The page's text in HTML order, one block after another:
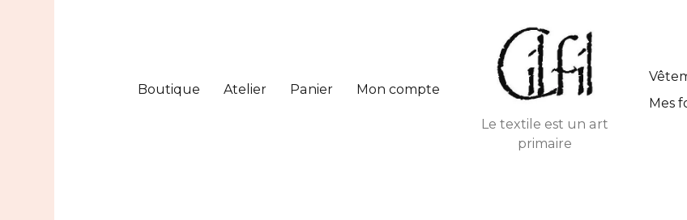
Boutique Atelier Panier Mon compte
Mes
Le textile est un art
primaire